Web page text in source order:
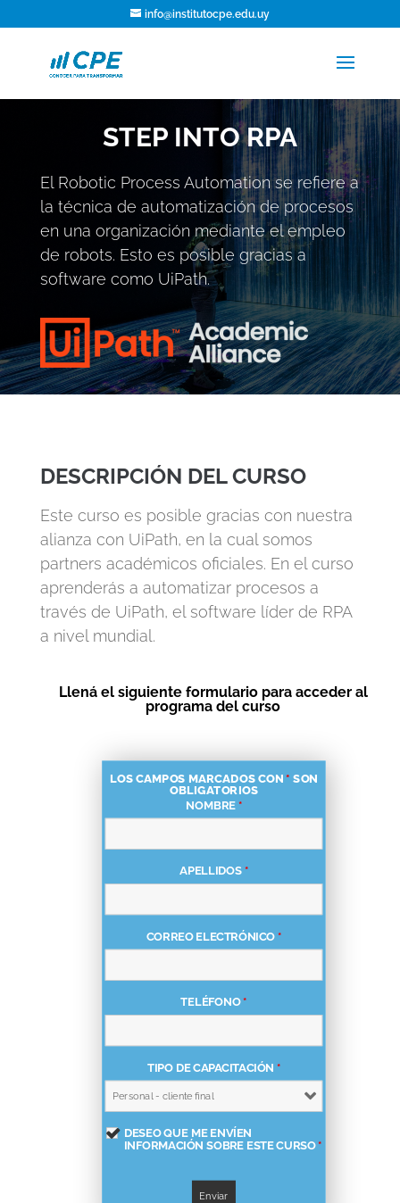
info@institutocpe.edu.uy
STEP INTO RPA
El Robotic Process Automation se refiere a
la técnica de automatización de procesos
en una organización mediante el empleo
de robots. Esto es posible gracias a
software como UiPath.
DESCRIPCIÓN DEL CURSO
Este curso es posible gracias con nuestra
alianza con UiPath, en la cual somos
partners académicos oficiales. En el curso
aprenderás a automatizar procesos a
través de UiPath, el software líder de RPA
a nivel mundial.
Llená el siguiente formulario para acceder al
programa del curso
LOS CAMPOS MARCADOS CON* SON
OBLIGATORIOS
NOMBRE *
APELLIDOS *
CORREO ELECTRÓNICO *
TELÉFONO*
TIPO DE CAPACITACIÓN *
DESEO QUE ME ENVÍEN
INFORMACIÓN SOBRE ESTE CURSO*